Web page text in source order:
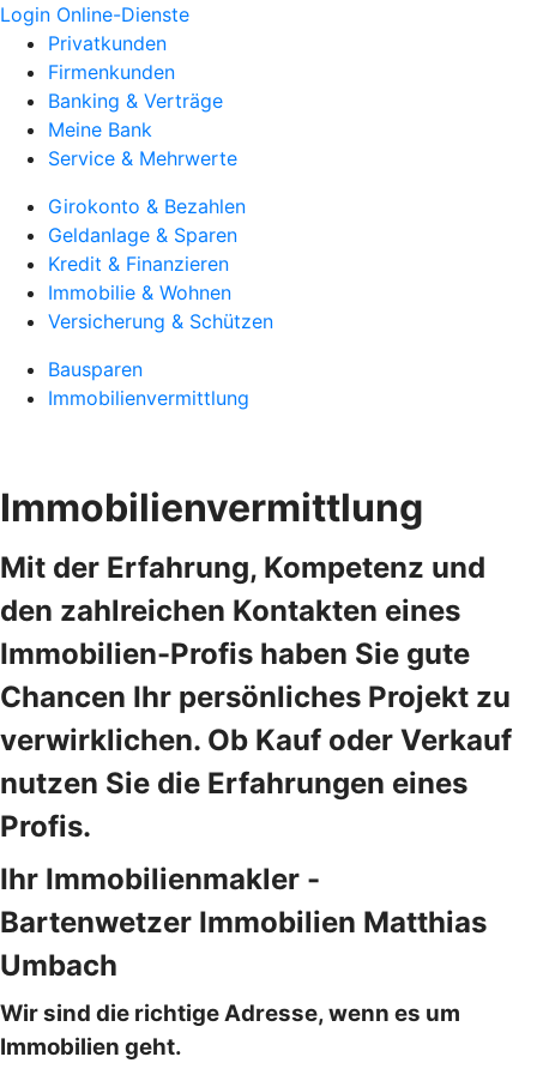
Login Online-Dienste
Privatkunden
Firmenkunden
Banking & Verträge
Meine Bank
Service & Mehrwerte
Girokonto & Bezahlen
Geldanlage & Sparen
Kredit & Finanzieren
Immobilie & Wohnen
Versicherung & Schützen
Bausparen
Immobilienvermittlung
Immobilienvermittlung
Mit der Erfahrung, Kompetenz und
den zahlreichen Kontakten eines
Immobilien-Profis haben Sie gute
Chancen Ihr persönliches Projekt zu
verwirklichen. Ob Kauf oder Verkauf
nutzen Sie die Erfahrungen eines
Profis.
Ihr Immobilien­makler -
Bartenwetzer Immobilien Matthias
Umbach
Wir sind die richtige Adresse, wenn es um
Immobilien geht.